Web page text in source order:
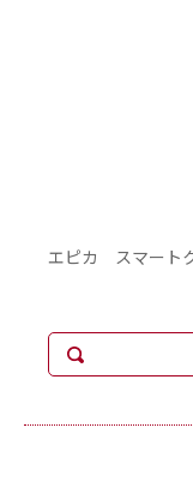
エピカ スマート